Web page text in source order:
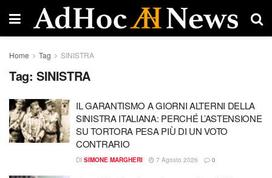
Home Tag SINISTRA
Tag: SINISTRA
IL GARANTISMO A GIORNI ALTERNI DELLA
SINISTRA ITALIANA: PERCHÉ L’ASTENSIONE
SU TORTORA PESA PIÙ DI UN VOTO
CONTRARIO
DI SIMONE MARGHERI 7 Agosto 2026 0